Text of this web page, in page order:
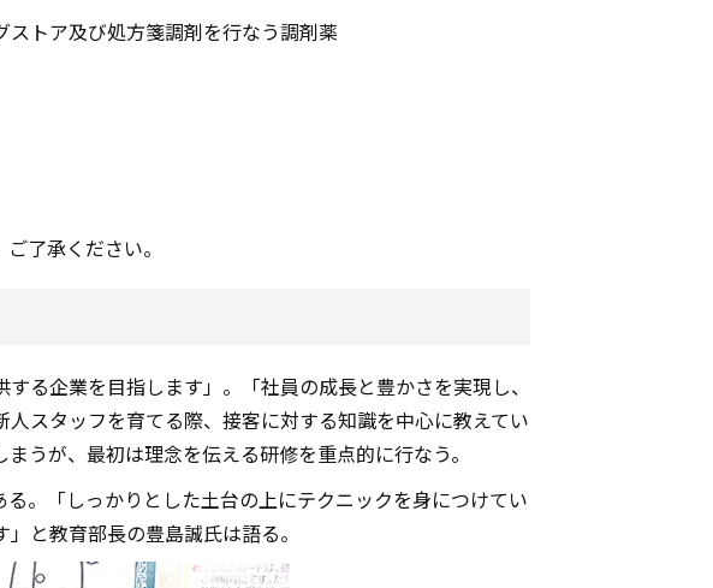
トア及び処方箋調剤を行なう調剤薬
了承ください。
る企業を目指します」。「社員の成長と豊かさを実現し、
スタッフを育てる際、接客に対する知識を中心に教えてい
うが、最初は理念を伝える研修を重点的に行なう。
。「しっかりとした土台の上にテクニックを身につけてい
と教育部長の豊島誠氏は語る。